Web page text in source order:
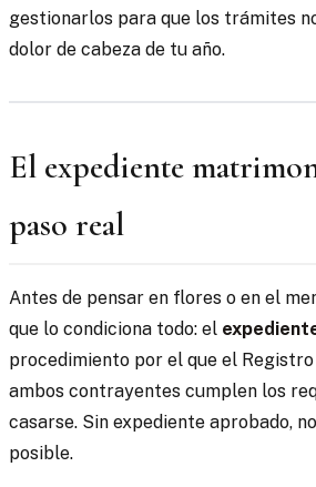
gestionarlos para que los trámites
dolor de cabeza de tu año.
El expediente
paso real
Antes de pensar en flores o en el
que lo condiciona todo: el
procedimiento por el que el
ambos contrayentes cumplen los
casarse. Sin expediente aprobado,
posible.